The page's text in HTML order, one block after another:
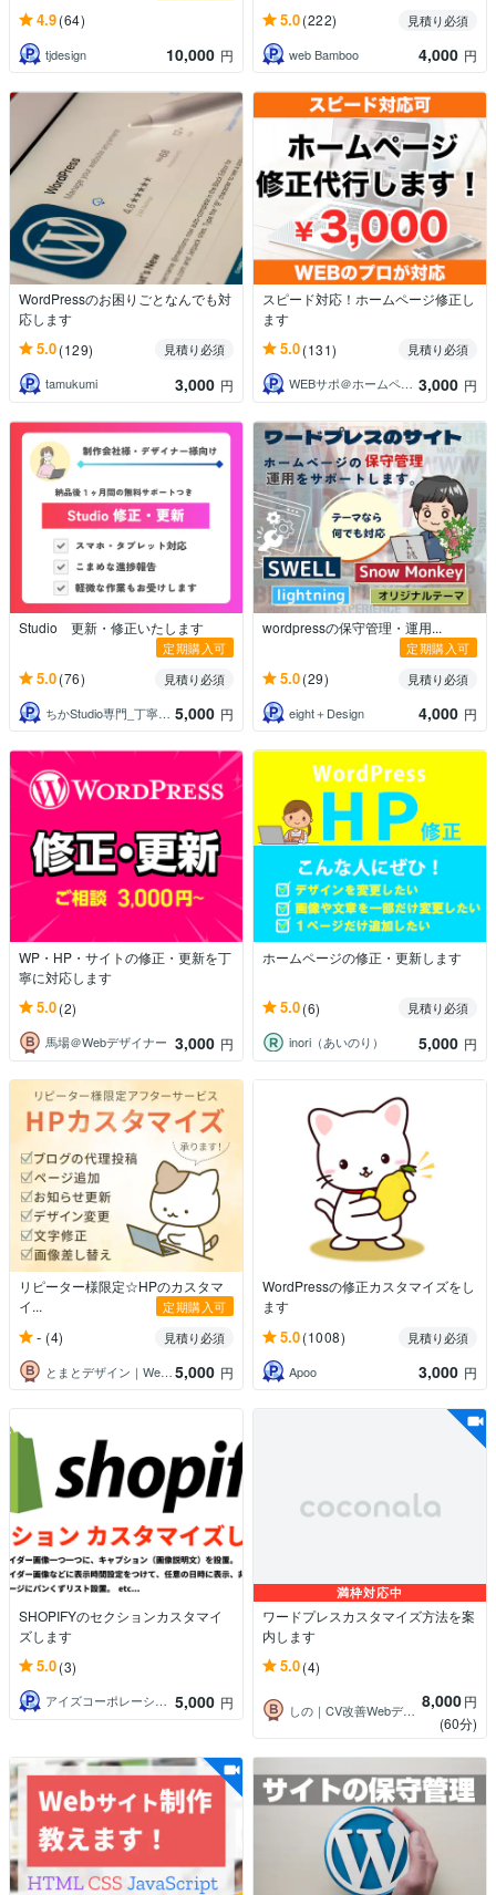
4.9(64)
tjdesign 10,000 円
5.0(222)
見積り必須
web Bamboo
4,000 円
WordPressのお困りごとなんでも対
応します
5.0(129)
見積り必須
tamukumi
3,000 円
スピード対応！ホームページ修正し
ます
5.0(131)
見積り必須
WEBサポ＠ホームページ制作とLINE 3,000 円
Studio 更新・修正いたします
定期購入可
5.0(76)
見積り必須
ちかStudio専門_丁寧対応 5,000 円
wordpressの保守管理・運用...
定期購入可
5.0(29)
見積り必須
eight＋Design
4,000 円
WP・HP・サイトの修正・更新を丁
寧に対応します
5.0(2)
馬場＠Webデザイナー 3,000 円
ホームページの修正・更新します
5.0(6)
見積り必須
inori（あいのり）
5,000 円
リピーター様限定☆HPのカスタマ
イ...
定期購入可
- (4)
見積り必須
とまとデザイン｜Web制作 5,000 円
WordPressの修正カスタマイズをし
ます
5.0(1008)
見積り必須
Apoo
3,000 円
SHOPIFYのセクションカスタマイ
ズします
5.0(3)
アイズコーポレーション野添 5,000 円
満枠対応中
ワードプレスカスタマイズ方法を案
内します
5.0(4)
しの｜CV改善Webディレクター 8,000円
(60分)